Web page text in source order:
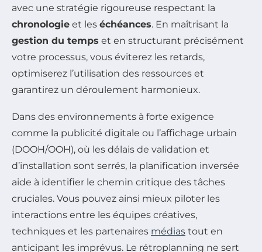
avec une stratégie rigoureuse respectant la
chronologie et les échéances. En maîtrisant la
gestion du temps et en structurant précisément
votre processus, vous éviterez les retards,
optimiserez l’utilisation des ressources et
garantirez un déroulement harmonieux.
Dans des environnements à forte exigence
comme la publicité digitale ou l’affichage urbain
(DOOH/OOH), où les délais de validation et
d’installation sont serrés, la planification inversée
aide à identifier le chemin critique des tâches
cruciales. Vous pouvez ainsi mieux piloter les
interactions entre les équipes créatives,
techniques et les partenaires médias tout en
anticipant les imprévus. Le rétroplanning ne sert